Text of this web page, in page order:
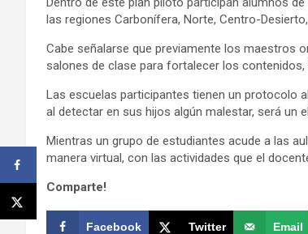
las regiones Carbonífera, Norte, Centro-
Cabe señalarse que previamente los maestros
salones de clase para fortalecer los
Las escuelas participantes tienen un protocolo
al detectar en sus hijos algún malestar, será un
Mientras un grupo de estudiantes acude a las
manera virtual, con las actividades que el
Comparte!
Facebook Twitter Email